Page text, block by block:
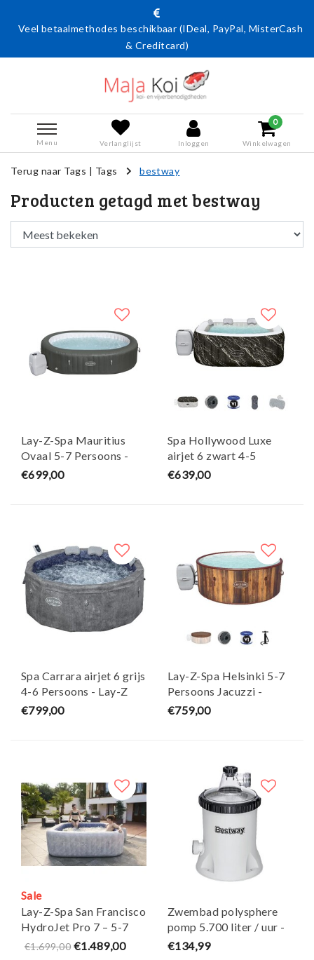
Veel betaalmethodes beschikbaar (IDeal, PayPal, MisterCash
& Creditcard)
Menu Verlanglijst Inloggen
0
Winkelwagen
Terug naar Tags | Tags bestway
Producten getagd met bestway
Lay-Z-Spa Mauritius
Ovaal 5-7 Persoons -
Bestway
€699,00
Spa Hollywood Luxe
airjet 6 zwart 4-5
persoons - Lay-Z
€639,00
Spa Carrara airjet 6 grijs
4-6 Persoons - Lay-Z
€799,00
Lay-Z-Spa Helsinki 5-7
Persoons Jacuzzi -
Bestway
€759,00
Sale
Lay-Z-Spa San Francisco
HydroJet Pro 7 – 5-7
Persoons Grijs -
€1.699,00 €1.489,00
Zwembad polysphere
pomp 5.700 liter / uur -
Bestway
€134,99